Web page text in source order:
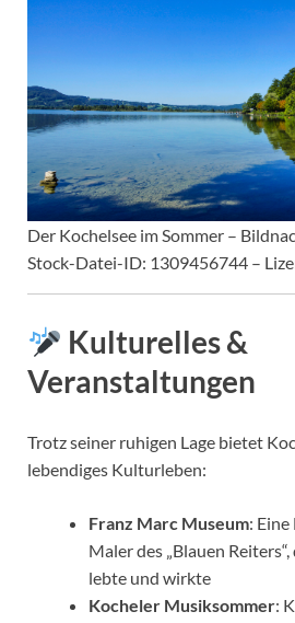
Der Kochelsee im Sommer –
Stock-Datei-ID: 1309456744 –
Kulturelles &
Veranstaltungen
Trotz seiner ruhigen Lage bietet
lebendiges Kulturleben:
Franz Marc Museum:
Maler des „Blauen
lebte und wirkte
Kocheler Musiksommer: